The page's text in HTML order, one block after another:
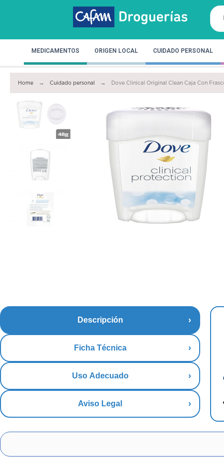
MEDICAMENTOS ORIGEN LOCAL CUIDADO PERSONAL
Home Cuidado personal Dove Clinical Original Clean Caja Con
Descripción
Ficha Técnica
Uso Adecuado
Aviso Legal